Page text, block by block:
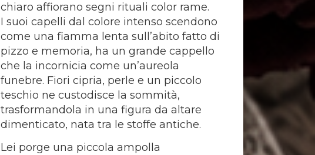
chiaro affiorano segni rituali color rame.
I suoi capelli dal colore intenso scendono
come una fiamma lenta sull’abito fatto di
pizzo e memoria, ha un grande cappello
che la incornicia come un’aureola
funebre. Fiori cipria, perle e un piccolo
teschio ne custodisce la sommità,
trasformandola in una figura da altare
dimenticato, nata tra le stoffe antiche.
Lei porge una piccola ampolla